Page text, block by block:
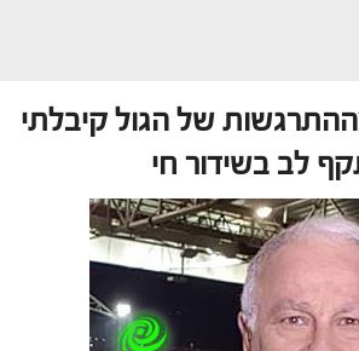
של הגול קיבלתי
לב בשידור חי